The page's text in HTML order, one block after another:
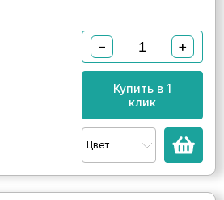
− +
Купить в 1
клик
Цвет